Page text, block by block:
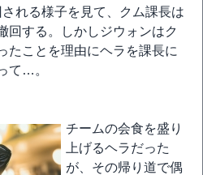
れる様子を見て、クム課長は
回する。しかしジウォンはク
たことを理由にヘラを課長に
て…。
チームの会食を盛り
上げるヘラだった
が、その帰り道で偶